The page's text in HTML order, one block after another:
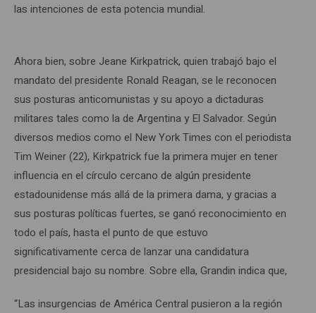
las intenciones de esta potencia mundial.
Ahora bien, sobre Jeane Kirkpatrick, quien trabajó bajo el
mandato del presidente Ronald Reagan, se le reconocen
sus posturas anticomunistas y su apoyo a dictaduras
militares tales como la de Argentina y El Salvador. Según
diversos medios como el New York Times con el periodista
Tim Weiner (22), Kirkpatrick fue la primera mujer en tener
influencia en el círculo cercano de algún presidente
estadounidense más allá de la primera dama, y gracias a
sus posturas políticas fuertes, se ganó reconocimiento en
todo el país, hasta el punto de que estuvo
significativamente cerca de lanzar una candidatura
presidencial bajo su nombre. Sobre ella, Grandin indica que,
“Las insurgencias de América Central pusieron a la región